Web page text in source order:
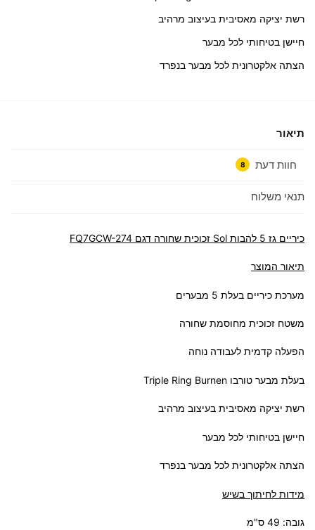
רשת יציקה מאסיבית בעיצוב מרהיב
חיישן בטיחותי לכל מבער
הצתה אלקטרונית לכל מבער בנפרד
תיאור
חוות דעת 8
תנאי משלוח
כיריים גז 5 להבות Sol זכוכית שחורה דגם FQ7GCW-274
תיאור המוצר
מערכת כיריים בעלת 5 מבערים
משטח זכוכית מחוסמת שחורה
הפעלה קדמית לעבודה נוחה
בעלת מבער טורבו Triple Ring Burnen
רשת יציקה מאסיבית בעיצוב מרהיב
חיישן בטיחותי לכל מבער
הצתה אלקטרונית לכל מבער בנפרד
מידות לחיתוך בשיש
גובה: 49 ס"מ